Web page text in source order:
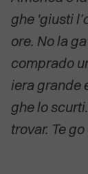
ghe 'giusti
ore. No la
comprado
iera grande
ghe lo
trovar. Te